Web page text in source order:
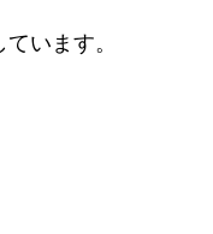
います。